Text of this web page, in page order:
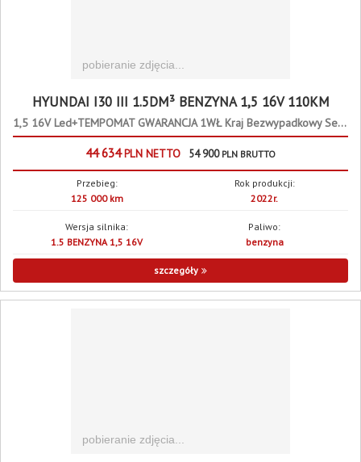
HYUNDAI I30 III 1.5DM³ BENZYNA 1,5 16V 110KM
1,5 16V Led+TEMPOMAT GWARANCJA 1WŁ Kraj Bezwypadkowy Serwisowany F23%
44 634PLN NETTO 54 900 PLN BRUTTO
Przebieg:
125 000 km
Rok produkcji:
2022r.
Wersja silnika:
1.5 BENZYNA 1,5 16V
Paliwo:
benzyna
szczegóły